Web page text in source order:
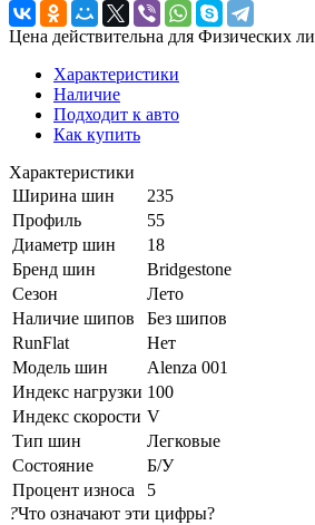
Цена действительна для Физических
Характеристики
Наличие
Подходит к авто
Как купить
Характеристики
Ширина шин
235
Профиль
55
Диаметр шин
18
Бренд шин
Bridgestone
Сезон
Лето
Наличие шипов
Без шипов
RunFlat
Нет
Модель шин
Alenza 001
Индекс нагрузки 100
Индекс скорости V
Тип шин
Легковые
Состояние
Б/У
Процент износа
5
?Что означают эти цифры?